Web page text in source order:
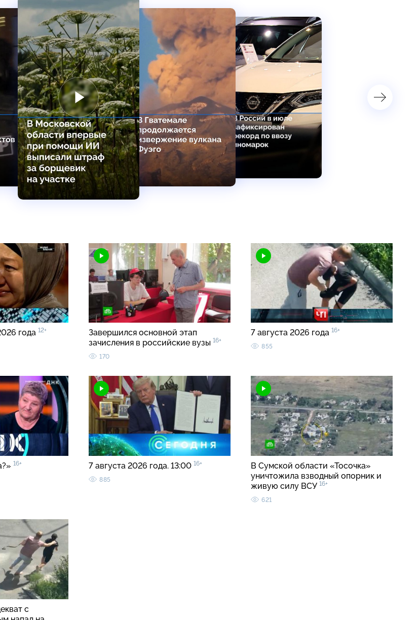
года 12+
Завершился основной этап
зачисления в российские вузы 16+
170
7 августа 2026 года 16+
855
16+ 7 августа 2026 года. 13:00 16+
885
В Сумской области «Тосочка»
уничтожила взводный опорник и
живую силу ВСУ 16+
621
с